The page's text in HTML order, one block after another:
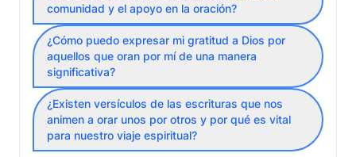
comunidad y el apoyo en la oración?
¿Cómo puedo expresar mi gratitud a Dios por
aquellos que oran por mí de una manera
significativa?
¿Existen versículos de las escrituras que nos
animen a orar unos por otros y por qué es vital
para nuestro viaje espiritual?